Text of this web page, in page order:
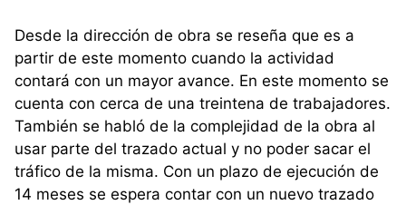
Desde la dirección de obra se reseña que es a
partir de este momento cuando la actividad
contará con un mayor avance. En este momento se
cuenta con cerca de una treintena de trabajadores.
También se habló de la complejidad de la obra al
usar parte del trazado actual y no poder sacar el
tráfico de la misma. Con un plazo de ejecución de
14 meses se espera contar con un nuevo trazado